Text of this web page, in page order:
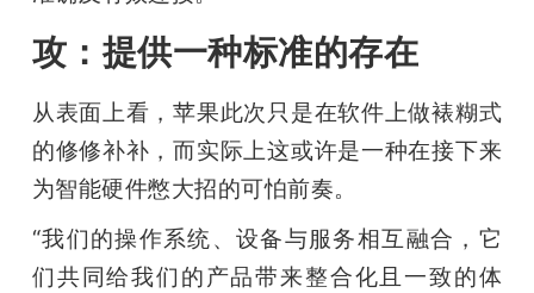
攻：提供一种标准的存在
从表面上看，苹果此次只是在软件上做裱糊式
的修修补补，而实际上这或许是一种在接下来
为智能硬件憋大招的可怕前奏。
“我们的操作系统、设备与服务相互融合，它
们共同给我们的产品带来整合化且一致的体